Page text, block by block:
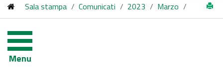
Sala stampa / Comunicati / 2023 / Marzo /
Menu